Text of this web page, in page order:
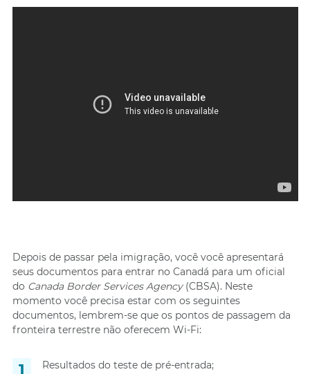
Depois de passar pela imigração, você você apresentará
seus documentos para entrar no Canadá para um oficial
do Canada Border Services Agency(CBSA). Neste
momento você precisa estar com os seguintes
documentos, lembrem-se que os pontos de passagem da
fronteira terrestre não oferecem Wi-Fi:
Resultados do teste de pré-entrada;